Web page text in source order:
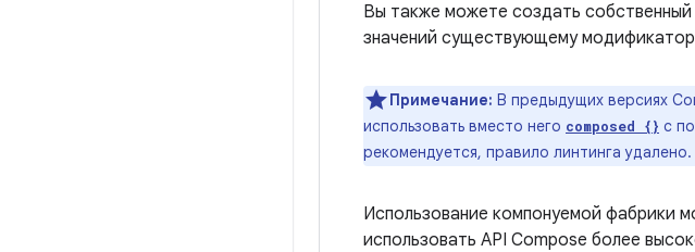
Вы также можете создать
значений существующему
Примечание: В предыдущих версиях
использовать вместо него composed {} с
рекомендуется, правило линтинга удалено.
Использование компонуемой фабрики
использовать API Compose более